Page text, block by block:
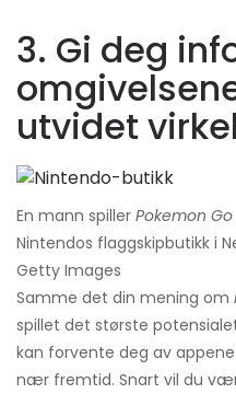
3. Gi deg
utvidet
En mann spiller Pokemon Go
Nintendos flaggskipbutikk i
Getty Images
Samme det din mening om
spillet det største
kan forvente deg av
nær fremtid. Snart vil du